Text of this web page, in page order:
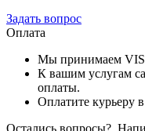
Задать вопрос
Оплата
Мы принимаем
К вашим услугам
оплаты.
Оплатите курьеру